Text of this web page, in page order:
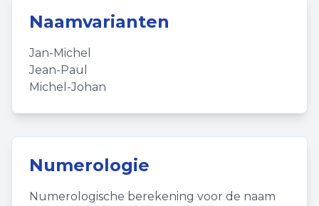
Naamvarianten
Jan-Michel
Jean-Paul
Michel-Johan
Numerologie
Numerologische berekening voor de naam